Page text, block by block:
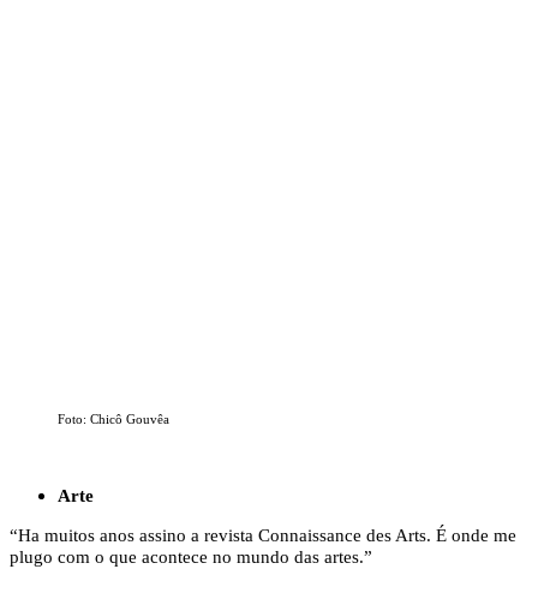
Foto: Chicô Gouvêa
Arte
“Ha muitos anos assino a revista Connaissance des Arts. É onde me
plugo com o que acontece no mundo das artes.”